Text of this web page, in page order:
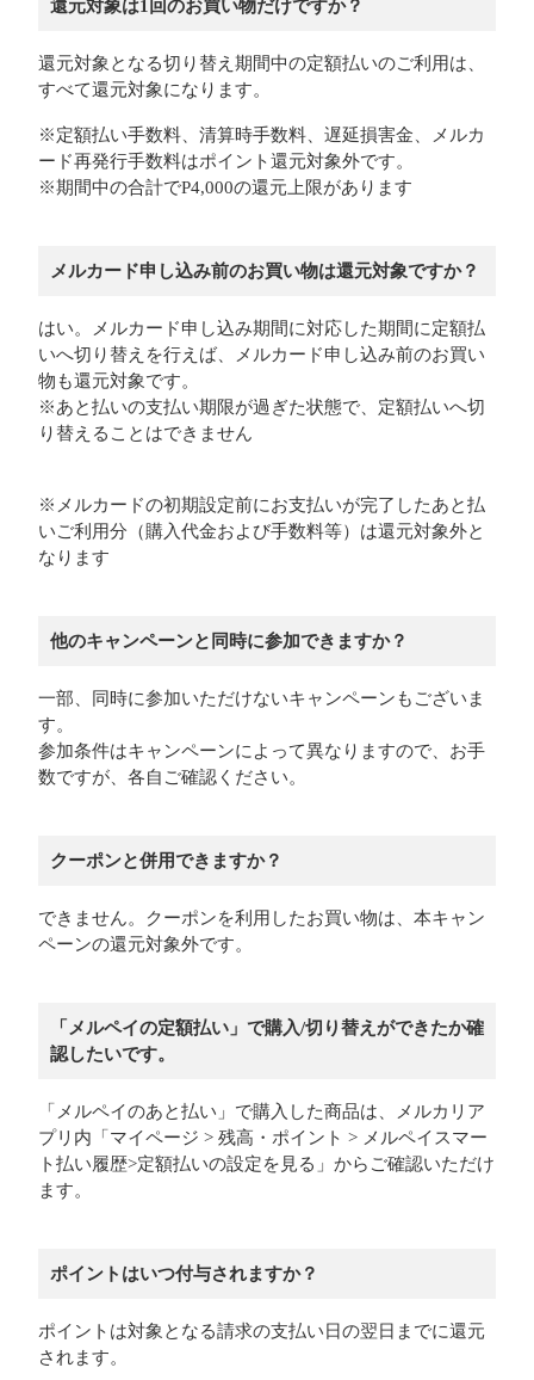
還元対象は1回のお買い物だけですか？
還元対象となる切り替え期間中の定額払いのご利用は、
すべて還元対象になります。
※定額払い手数料、清算時手数料、遅延損害金、メルカ
ード再発行手数料はポイント還元対象外です。
※期間中の合計でP4,000の還元上限があります
メルカード申し込み前のお買い物は還元対象ですか？
はい。メルカード申し込み期間に対応した期間に定額払
いへ切り替えを行えば、メルカード申し込み前のお買い
物も還元対象です。
※あと払いの支払い期限が過ぎた状態で、定額払いへ切
り替えることはできません
※メルカードの初期設定前にお支払いが完了したあと払
いご利用分（購入代金および手数料等）は還元対象外と
なります
他のキャンペーンと同時に参加できますか？
一部、同時に参加いただけないキャンペーンもございま
す。
参加条件はキャンペーンによって異なりますので、お手
数ですが、各自ご確認ください。
クーポンと併用できますか？
できません。クーポンを利用したお買い物は、本キャン
ペーンの還元対象外です。
「メルペイの定額払い」で購入/切り替えができたか確
認したいです。
「メルペイのあと払い」で購入した商品は、メルカリア
プリ内「マイページ > 残高・ポイント > メルペイスマー
ト払い履歴>定額払いの設定を見る」からご確認いただけ
ます。
ポイントはいつ付与されますか？
ポイントは対象となる請求の支払い日の翌日までに還元
されます。